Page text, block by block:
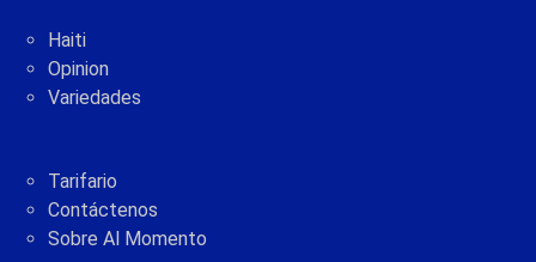
Haiti
Opinion
Variedades
Tarifario
Contáctenos
Sobre Al Momento